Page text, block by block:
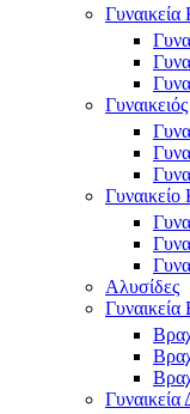
Γυναικεία
Αλυσίδες
Γυναικεία
Γυναικεία